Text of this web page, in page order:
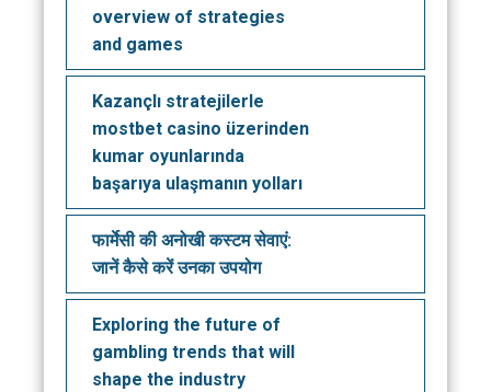
overview of strategies
and games
Kazançlı stratejilerle
mostbet casino üzerinden
kumar oyunlarında
başarıya ulaşmanın yolları
फार्मेसी की अनोखी कस्टम सेवाएं:
जानें कैसे करें उनका उपयोग
Exploring the future of
gambling trends that will
shape the industry